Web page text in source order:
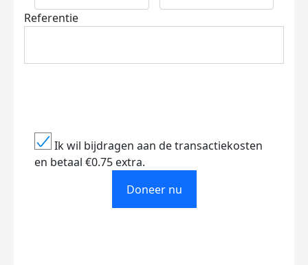
Referentie
Ik wil bijdragen aan de transactiekosten
en betaal €0.75 extra.
Doneer nu